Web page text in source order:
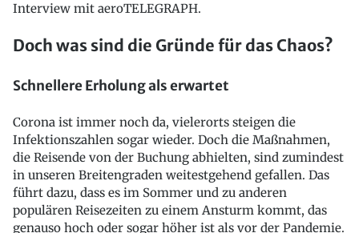
Interview mit aeroTELEGRAPH.
Doch was sind die Gründe für das Chaos?
Schnellere Erholung als erwartet
Corona ist immer noch da, vielerorts steigen die
Infektionszahlen sogar wieder. Doch die Maßnahmen,
die Reisende von der Buchung abhielten, sind zumindest
in unseren Breitengraden weitestgehend gefallen. Das
führt dazu, dass es im Sommer und zu anderen
populären Reisezeiten zu einem Ansturm kommt, das
genauso hoch oder sogar höher ist als vor der Pandemie.